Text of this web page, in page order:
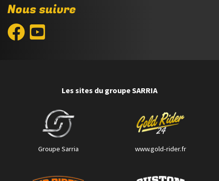
Nous suivre
Les sites du groupe SARRIA
Groupe Sarria www.gold-rider.fr